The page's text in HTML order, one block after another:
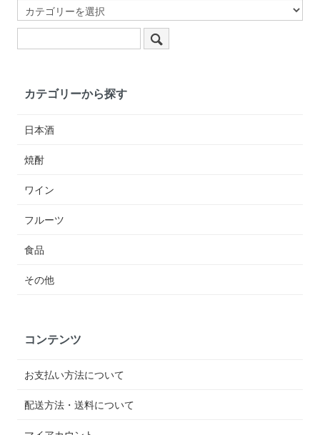
カテゴリーから探す
日本酒
焼酎
ワイン
フルーツ
食品
その他
コンテンツ
お支払い方法について
配送方法・送料について